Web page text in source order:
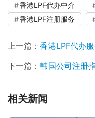
香港LPF代办中介
香港LPF注册服务
上一篇： 香港LPF代办服务
下一篇： 韩国公司注册指
相关新闻